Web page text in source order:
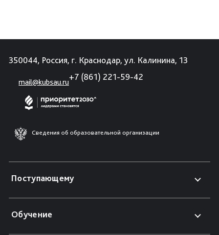
350044, Россия, г. Краснодар, ул. Калинина, 13
mail@kubsau.ru
+7 (861) 221-59-42
Сведения об образовательной организации
Поступающему
Обучение